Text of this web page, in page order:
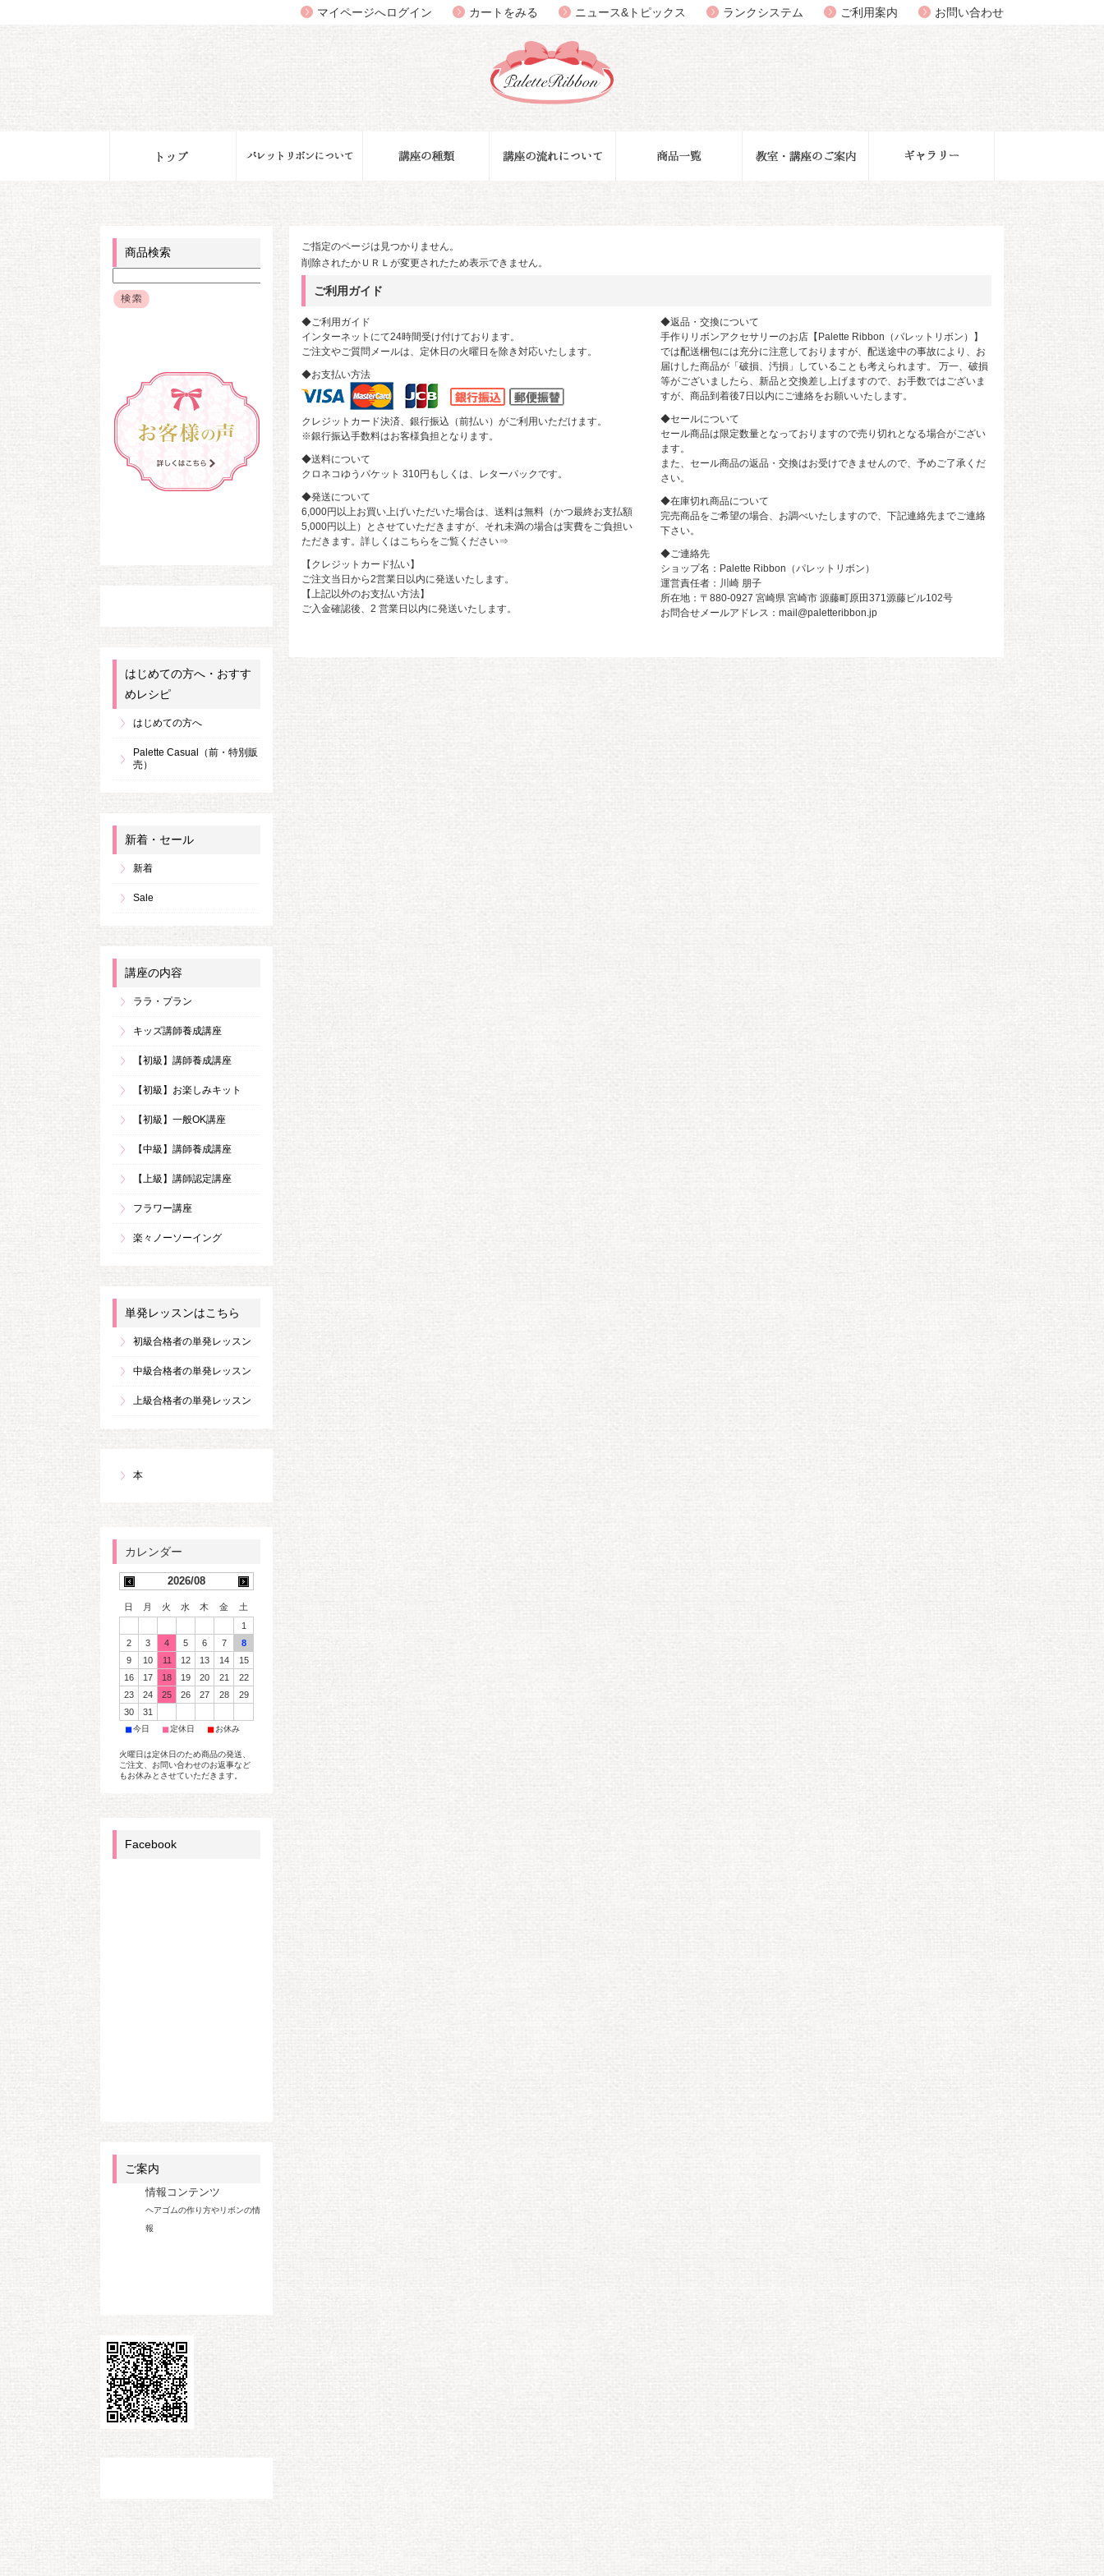
マイページへログイン カートをみる ニュース&トピックス ランクシステム ご利用案内 お問い合わせ
ご指定のページは見つかりません。
削除されたかＵＲＬが変更されたため表示できません。
ご利用ガイド
◆ご利用ガイド
インターネットにて24時間受け付けております。
ご注文やご質問メールは、定休日の火曜日を除き対応いたします。
◆お支払い方法
クレジットカード決済、銀行振込（前払い）がご利用いただけます。
※銀行振込手数料はお客様負担となります。
◆送料について
クロネコゆうパケット 310円もしくは、レターパックです。
◆発送について
6,000円以上お買い上げいただいた場合は、送料は無料（かつ最終お支払額
5,000円以上）とさせていただきますが、それ未満の場合は実費をご負担い
ただきます。詳しくはこちらをご覧ください⇒
【クレジットカード払い】
ご注文当日から2営業日以内に発送いたします。
【上記以外のお支払い方法】
ご入金確認後、2 営業日以内に発送いたします。
◆返品・交換について
手作りリボンアクセサリーのお店【Palette Ribbon（パレットリボン）】
では配送梱包には充分に注意しておりますが、配送途中の事故により、お
届けした商品が「破損、汚損」していることも考えられます。 万一、破損
等がございましたら、新品と交換差し上げますので、お手数ではございま
すが、商品到着後7日以内にご連絡をお願いいたします。
◆セールについて
セール商品は限定数量となっておりますので売り切れとなる場合がござい
ます。
また、セール商品の返品・交換はお受けできませんので、予めご了承くだ
さい。
◆在庫切れ商品について
完売商品をご希望の場合、お調べいたしますので、下記連絡先までご連絡
下さい。
◆ご連絡先
ショップ名：Palette Ribbon（パレットリボン）
運営責任者：川崎 朋子
所在地：〒880-0927 宮崎県 宮崎市 源藤町原田371源藤ビル102号
お問合せメールアドレス：mail@paletteribbon.jp
商品検索
はじめての方へ・おすす
めレシピ
はじめての方へ
Palette Casual（前・特別販
売）
新着・セール
新着
Sale
講座の内容
ララ・プラン
キッズ講師養成講座
【初級】講師養成講座
【初級】お楽しみキット
【初級】一般OK講座
【中級】講師養成講座
【上級】講師認定講座
フラワー講座
楽々ノーソーイング
単発レッスンはこちら
初級合格者の単発レッスン
中級合格者の単発レッスン
上級合格者の単発レッスン
本
2026/08
日 月 火 水 木 金
土
1
2
3 4 5 6 7
8
9
10 11 12 13 14
15
16
17 18 19 20 21
22
23
24 25 26 27 28
29
30
31
■ 今日 ■ 定休日 ■ お休み
火曜日は定休日のため商品の発送、
ご注文、お問い合わせのお返事など
もお休みとさせていただきます。
Facebook
ご案内
情報コンテンツ
ヘアゴムの作り方やリボンの情
報